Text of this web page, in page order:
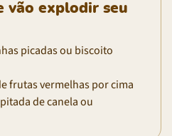
vão explodir seu
picadas ou biscoito
frutas vermelhas por cima
de canela ou